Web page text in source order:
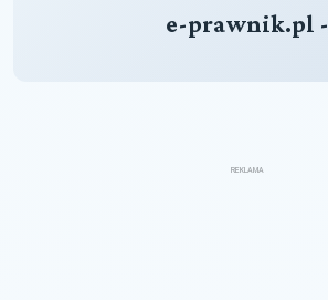
e-prawnik.pl -
REKLAMA